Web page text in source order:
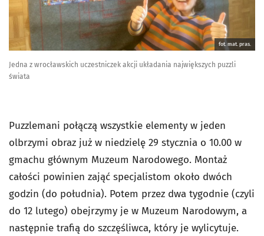
fot. mat. pras.
Jedna z wrocławskich uczestniczek akcji układania największych puzzli
świata
Puzzlemani połączą wszystkie elementy w jeden
olbrzymi obraz już w niedzielę 29 stycznia o 10.00 w
gmachu głównym Muzeum Narodowego. Montaż
całości powinien zająć specjalistom około dwóch
godzin (do południa). Potem przez dwa tygodnie (czyli
do 12 lutego) obejrzymy je w Muzeum Narodowym, a
następnie trafią do szczęśliwca, który je wylicytuje.